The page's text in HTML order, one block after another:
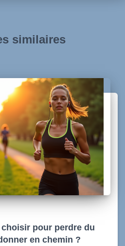
similaires
pour perdre du
en chemin ?